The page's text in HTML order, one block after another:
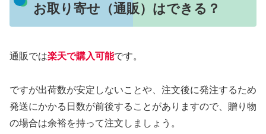
お取り寄せ（通販）はできる？
通販では楽天で購入可能です。
ですが出荷数が安定しないことや、注文後に発注するため
発送にかかる日数が前後することがありますので、贈り物
の場合は余裕を持って注文しましょう。